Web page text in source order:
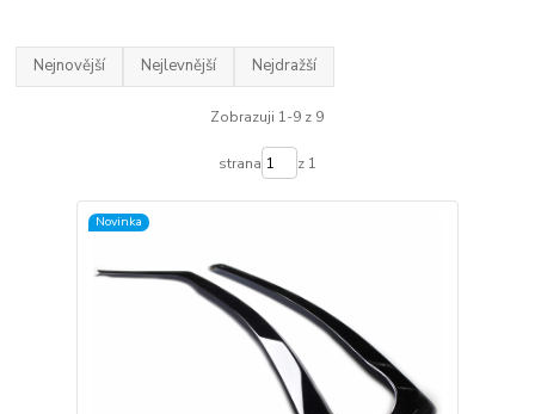
Nejnovější Nejlevnější Nejdražší
Zobrazuji 1-9 z 9
strana z 1
Novinka